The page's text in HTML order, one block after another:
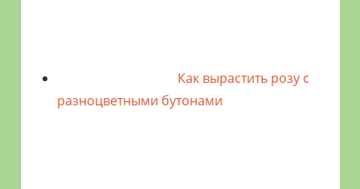
Как вырастить розу с
разноцветными бутонами